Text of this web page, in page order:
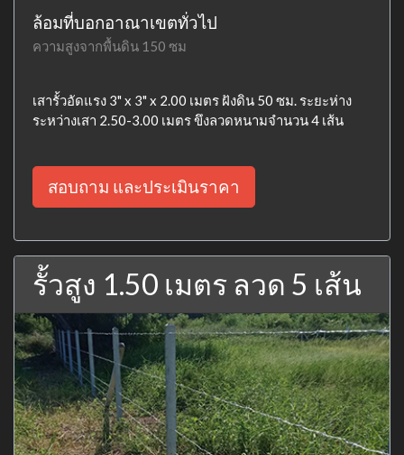
ล้อมที่บอกอาณาเขตทั่วไป
ความสูงจากพื้นดิน 150 ซม
เสารั้วอัดแรง 3" x 3" x 2.00 เมตร ฝังดิน 50 ซม. ระยะห่าง
ระหว่างเสา 2.50-3.00 เมตร ขึงลวดหนามจำนวน 4 เส้น
สอบถาม และประเมินราคา
รั้วสูง 1.50 เมตร ลวด 5 เส้น